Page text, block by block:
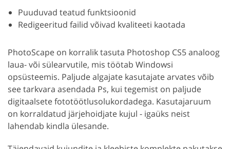
Puuduvad teatud funktsioonid
Redigeeritud failid võivad kvaliteeti kaotada
PhotoScape on korralik tasuta Photoshop CS5 analoog
laua- või sülearvutile, mis töötab Windowsi
opsüsteemis. Paljude algajate kasutajate arvates võib
see tarkvara asendada Ps, kui tegemist on paljude
digitaalsete fototöötlusolukordadega. Kasutajaruum
on korraldatud järjehoidjate kujul - igaüks neist
lahendab kindla ülesande.